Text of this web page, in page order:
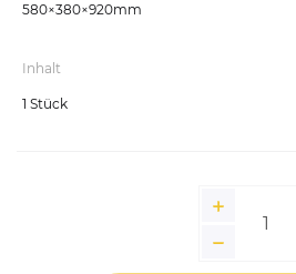
580×380×920mm
Inhalt
1 Stück